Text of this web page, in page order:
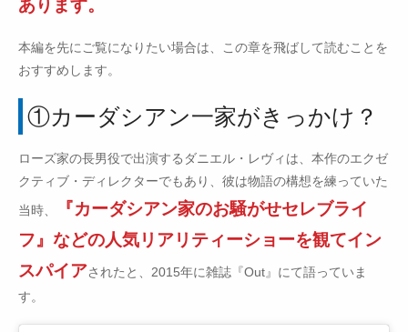
あります。
本編を先にご覧になりたい場合は、この章を飛ばして読むことを
おすすめします。
①カーダシアン一家がきっかけ？
ローズ家の長男役で出演するダニエル・レヴィは、本作のエクゼ
クティブ・ディレクターでもあり、彼は物語の構想を練っていた
当時、
『カーダシアン家のお騒がせセレブライ
フ』などの人気リアリティーショーを観てイン
スパイアされたと、2015年に雑誌『Out』にて語っていま
す。